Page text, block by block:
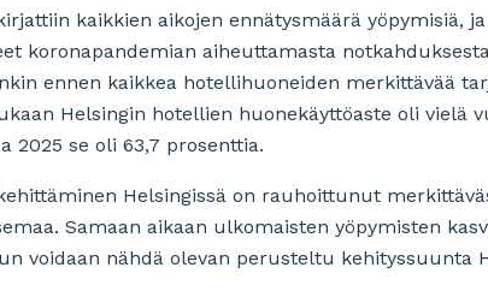
kaikkien aikojen ennätysmäärä yöpymisiä,
koronapandemian aiheuttamasta
ennen kaikkea hotellihuoneiden merkittävää
Helsingin hotellien huonekäyttöaste oli vielä
2025 se oli 63,7 prosenttia.
Helsingissä on rauhoittunut
Samaan aikaan ulkomaisten yöpymisten
voidaan nähdä olevan perusteltu kehityssuunta